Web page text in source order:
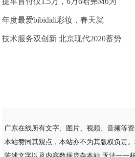
年度最爱bibididi彩妆，春天就
技术服务双创新 北京现代2020蓄势
广东在线所有文字、图片、视频、音频等
本站赞同其观点，本站亦不为其版权负责